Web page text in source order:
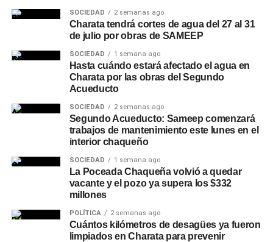
SOCIEDAD 2 semanas ago
Charata tendrá cortes de agua del 27 al 31
de julio por obras de SAMEEP
SOCIEDAD 1 semana ago
Hasta cuándo estará afectado el agua en
Charata por las obras del Segundo
Acueducto
SOCIEDAD 2 semanas ago
Segundo Acueducto: Sameep comenzará
trabajos de mantenimiento este lunes en el
interior chaqueño
SOCIEDAD 1 semana ago
La Poceada Chaqueña volvió a quedar
vacante y el pozo ya supera los $332
millones
POLÍTICA 2 semanas ago
Cuántos kilómetros de desagües ya fueron
limpiados en Charata para prevenir